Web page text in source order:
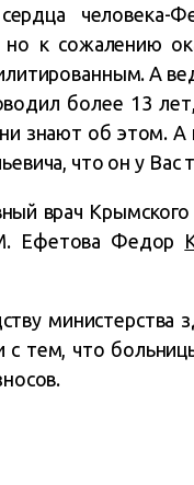
человека-
к сожалению
А
более 13
знают об этом. А
что он у Вас
врач
Ефетова Федор
министерства
с тем, что